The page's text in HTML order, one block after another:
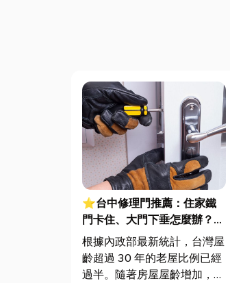
⭐台中修理門推薦：住家鐵
門卡住、大門下垂怎麼辦？維
修費用與不銹鋼工程一次看
根據內政部最新統計，台灣屋
齡超過 30 年的老屋比例已經
過半。隨著房屋屋齡增加，金